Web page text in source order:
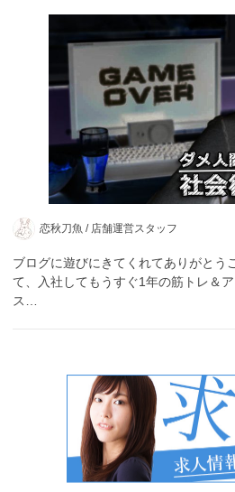
恋秋刀魚 / 店舗運営スタッフ
ブログに遊びにきてくれてありがとう
て、入社してもうすぐ1年の筋トレ＆
ス…